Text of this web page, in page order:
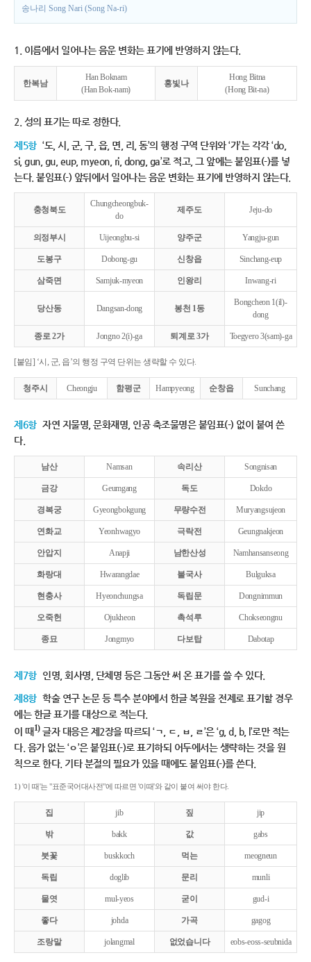
송나리 Song Nari (Song Na-ri)
1. 이름에서 일어나는 음운 변화는 표기에 반영하지 않는다.
한복남
Han Boknam
(Han Bok-nam)
홍빛나
Hong Bitna
(Hong Bit-na)
2. 성의 표기는 따로 정한다.
제5항 ‘도, 시, 군, 구, 읍, 면, 리, 동’의 행정 구역 단위와 ‘가’는 각각 ‘do,
si, gun, gu, eup, myeon, ri, dong, ga’로 적고, 그 앞에는 붙임표(-)를 넣
는다. 붙임표(-) 앞뒤에서 일어나는 음운 변화는 표기에 반영하지 않는다.
충청북도
Chungcheongbuk-
do
제주도 Jeju-do
의정부시 Uijeongbu-si 양주군 Yangju-gun
도봉구 Dobong-gu 신창읍 Sinchang-eup
삼죽면 Samjuk-myeon 인왕리 Inwang-ri
당산동 Dangsan-dong 봉천 1동
Bongcheon 1(il)-
dong
종로 2가 Jongno 2(i)-ga 퇴계로 3가 Toegyero 3(sam)-ga
[붙임] ‘시, 군, 읍’의 행정 구역 단위는 생략할 수 있다.
청주시 Cheongju 함평군 Hampyeong 순창읍 Sunchang
제6항 자연 지물명, 문화재명, 인공 축조물명은 붙임표(-) 없이 붙여 쓴
다.
남산 Namsan 속리산 Songnisan
금강 Geumgang 독도 Dokdo
경복궁 Gyeongbokgung 무량수전 Muryangsujeon
연화교 Yeonhwagyo 극락전 Geungnakjeon
안압지 Anapji 남한산성 Namhansanseong
화랑대 Hwarangdae 불국사 Bulguksa
현충사 Hyeonchungsa 독립문 Dongnimmun
오죽헌 Ojukheon 촉석루 Chokseongnu
종묘 Jongmyo 다보탑 Dabotap
제7항 인명, 회사명, 단체명 등은 그동안 써 온 표기를 쓸 수 있다.
제8항 학술 연구 논문 등 특수 분야에서 한글 복원을 전제로 표기할 경우
에는 한글 표기를 대상으로 적는다.
이 때1)글자 대응은 제2장을 따르되 ‘ㄱ, ㄷ, ㅂ, ㄹ’은 ‘g, d, b, l’로만 적는
다. 음가 없는 ‘ㅇ’은 붙임표(-)로 표기하되 어두에서는 생략하는 것을 원
칙으로 한다. 기타 분절의 필요가 있을 때에도 붙임표(-)를 쓴다.
1) '이 때'는 "표준국어대사전"에 따르면 '이때'와 같이 붙여 써야 한다.
집 jib 짚 jip
밖 bakk 값 gabs
붓꽃 buskkoch 먹는 meogneun
독립 doglib 문리 munli
물엿 mul-yeos 굳이 gud-i
좋다 johda 가곡 gagog
조랑말 jolangmal 없었습니다 eobs-eoss-seubnida